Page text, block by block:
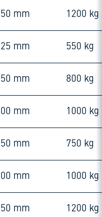
mm 1200 kg
mm 550 kg
mm 800 kg
mm 1000 kg
mm 750 kg
mm 1000 kg
mm 1200 kg